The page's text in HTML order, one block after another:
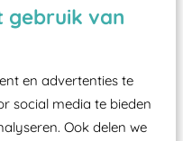
gebruik van
en advertenties te
social media te bieden
Ook delen we
verplicht is
of boomschors?
ruimte voorzien
-plaatje en
een Nederlands